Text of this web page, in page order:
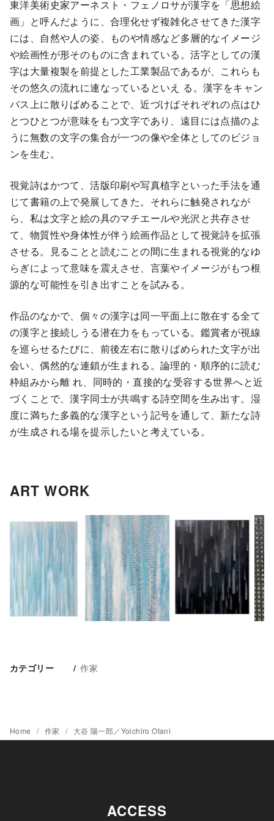
東洋美術史家アーネスト・フェノロサが漢字を「思想絵
画」と呼んだように、合理化せず複雑化させてきた漢字
には、自然や人の姿、ものや情感など多層的なイメージ
や絵画性が形そのものに含まれている。活字としての漢
字は大量複製を前提とした工業製品であるが、これらも
その悠久の流れに連なっているといえ る。漢字をキャン
バス上に散りばめることで、近づけばそれぞれの点はひ
とつひとつが意味をもつ文字であり、遠目には点描のよ
うに無数の文字の集合が一つの像や全体としてのビジョ
ンを生む。
視覚詩はかつて、活版印刷や写真植字といった手法を通
じて書籍の上で発展してきた。それらに触発されなが
ら、私は文字と絵の具のマチエールや光沢と共存させ
て、物質性や身体性が伴う絵画作品として視覚詩を拡張
させる。見ることと読むことの間に生まれる視覚的なゆ
らぎによって意味を震えさせ、言葉やイメージがもつ根
源的な可能性を引き出すことを試みる。
作品のなかで、個々の漢字は同一平面上に散在する全て
の漢字と接続しうる潜在力をもっている。鑑賞者が視線
を巡らせるたびに、前後左右に散りばめられた文字が出
会い、偶然的な連鎖が生まれる。論理的・順序的に読む
枠組みから離 れ、同時的・直接的な受容する世界へと近
づくことで、漢字同士が共鳴する詩空間を生み出す。湿
度に満ちた多義的な漢字という記号を通して、新たな詩
が生成される場を提示したいと考えている。
ART WORK
カテゴリー 作家
Home 作家 大谷 陽一郎／Yoichiro Otani
ACCESS